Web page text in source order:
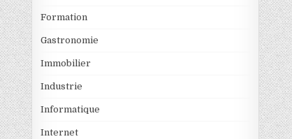
Formation
Gastronomie
Immobilier
Industrie
Informatique
Internet